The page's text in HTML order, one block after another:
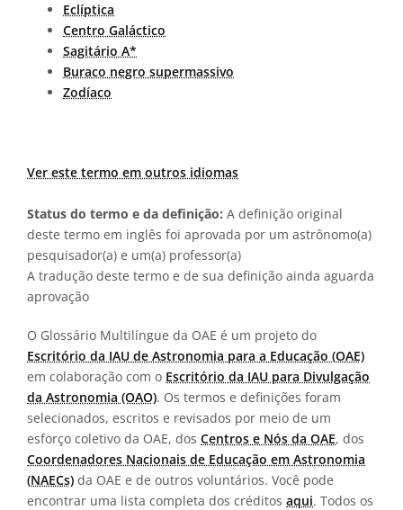
Eclíptica
Centro Galáctico
Sagitário A*
Buraco negro supermassivo
Zodíaco
Ver este termo em outros idiomas
Status do termo e da definição: A definição original
deste termo em inglês foi aprovada por um astrônomo(a)
pesquisador(a) e um(a) professor(a)
A tradução deste termo e de sua definição ainda aguarda
aprovação
O Glossário Multilíngue da OAE é um projeto do
Escritório da IAU de Astronomia para a Educação (OAE)
em colaboração com o Escritório da IAU para Divulgação
da Astronomia (OAO). Os termos e definições foram
selecionados, escritos e revisados por meio de um
esforço coletivo da OAE, dos Centros e Nós da OAE, dos
Coordenadores Nacionais de Educação em Astronomia
(NAECs) da OAE e de outros voluntários. Você pode
encontrar uma lista completa dos créditos aqui. Todos os